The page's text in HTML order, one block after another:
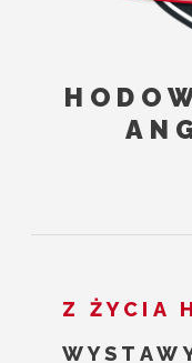
Z ŻYCIA